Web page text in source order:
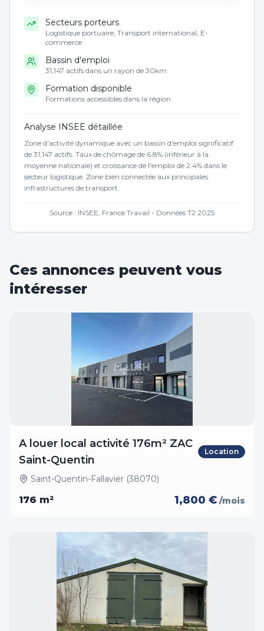
Secteurs porteurs
Logistique portuaire, Transport international, E-
commerce
Bassin d'emploi
31,147 actifs dans un rayon de 30km
Formation disponible
Formations accessibles dans la région
Analyse INSEE détaillée
Zone d'activité dynamique avec un bassin d'emploi significatif
de 31,147 actifs. Taux de chômage de 6.8% (inférieur à la
moyenne nationale) et croissance de l'emploi de 2.4% dans le
secteur logistique. Zone bien connectée aux principales
infrastructures de transport.
Source : INSEE, France Travail - Données T2 2025
Ces annonces peuvent vous
intéresser
A louer local activité 176m² ZAC
Saint-Quentin
Location
Saint-Quentin-Fallavier (38070)
176 m² 1,800 € /mois